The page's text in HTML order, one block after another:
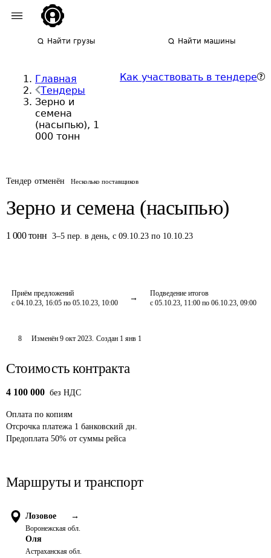
Найти грузы Найти машины
Главная
Тендеры
Зерно и
семена
(насыпью), 1
000 тонн
Как участвовать в тендере
Тендер отменён Несколько поставщиков
Зерно и семена (насыпью)
1 000 тонн 3–5 пер. в день, с 09.10.23 по 10.10.23
Приём предложений
с 04.10.23, 16:05 по 05.10.23, 10:00
Подведение итогов
с 05.10.23, 11:00 по 06.10.23, 09:00
8 Изменён 9 окт 2023. Создан 1 янв 1
Стоимость контракта
4 100 000 без НДС
Оплата по копиям
Отсрочка платежа 1 банковский дн.
Предоплата 50% от суммы рейса
Маршруты и транспорт
Лозовое →
Воронежская обл.
Оля
Астраханская обл.